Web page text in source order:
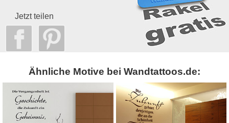
Jetzt teilen
Ähnliche Motive bei Wandtattoos.de: